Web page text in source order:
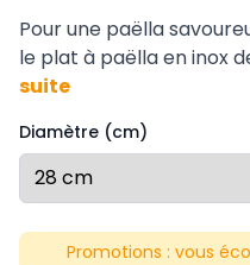
Pour une paëlla
le plat à paëlla en inox
suite
Diamètre (cm)
Promotions : vous